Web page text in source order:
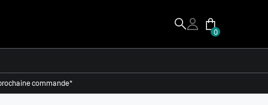
0
commande*